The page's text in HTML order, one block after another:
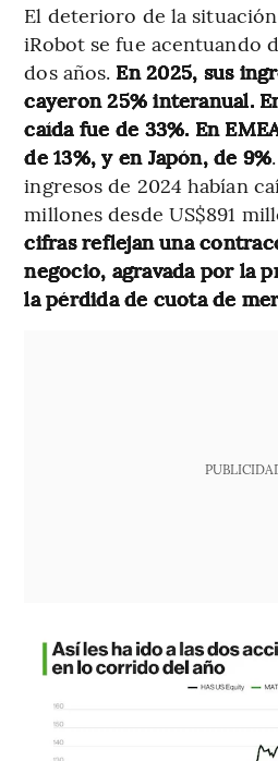
El deterioro de la
iRobot se fue acentuando
dos años. En 2025, sus
cayeron 25% interanual.
caída fue de 33%. En
de 13%, y en Japón, de 9%
ingresos de 2024 habían
millones desde US$891
cifras reflejan una
negocio, agravada por la
la pérdida de cuota de